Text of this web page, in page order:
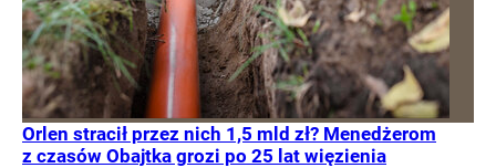
Orlen stracił przez nich 1,5 mld zł? Menedżerom
z czasów Obajtka grozi po 25 lat więzienia